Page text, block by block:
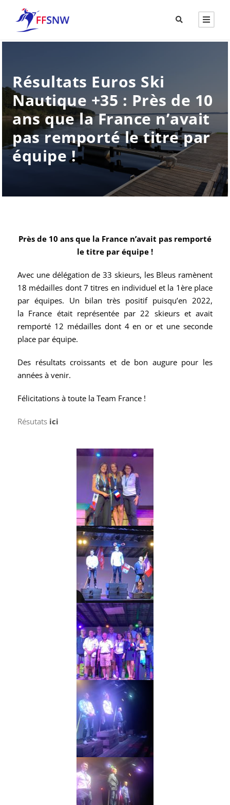
Résultats Euros Ski
Nautique +35 : Près de 10
ans que la France n’avait
pas remporté le titre par
équipe !
Près de 10 ans que la France n’avait pas remporté
le titre par équipe !
Avec une délégation de 33 skieurs, les Bleus ramènent
18 médailles dont 7 titres en individuel et la 1ère place
par équipes. Un bilan très positif puisqu’en 2022,
la France était représentée par 22 skieurs et avait
remporté 12 médailles dont 4 en or et une seconde
place par équipe.
Des résultats croissants et de bon augure pour les
années à venir.
Félicitations à toute la Team France !
Résutats ici